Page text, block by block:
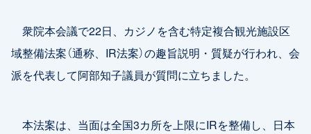
衆院本会議で22日、カジノを含む特定複合観光施設区
域整備法案（通称、IR法案）の趣旨説明・質疑が行われ、会
派を代表して阿部知子議員が質問に立ちました。
本法案は、当面は全国3カ所を上限にIRを整備し、日本